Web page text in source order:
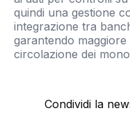
quindi una gestione
integrazione tra
garantendo
circolazione dei
Condividi la